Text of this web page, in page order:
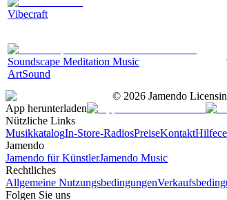
Vibecraft
Soundscape Meditation Music
ArtSound
© 2026 Jamendo
App herunterladen
Nützliche Links
MusikkatalogIn-Store-RadiosPreiseKontakt
Jamendo
Jamendo für KünstlerJamendo Music
Rechtliches
Allgemeine Nutzungsbedingungen
Folgen Sie uns